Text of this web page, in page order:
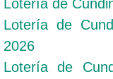
Lotería de
Lotería de
2026
Lotería de